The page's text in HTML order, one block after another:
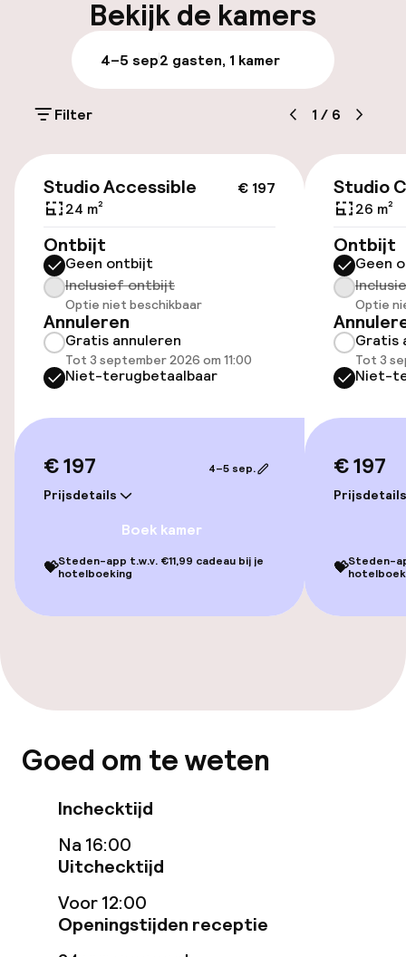
Parkeren & mobiliteit
Parkeergelegenheid op eigen terrein
(buiten)
£ 40,00 per dag
Toegankelijkheid
Overal rolstoeltoegankelijk
Lift
Voor toegankelijkheid
geoptimaliseerde kamers beschikbaar
geoptimaliseerde kamers beschikbaar
Zwemmen & wellness
Fitnessruimte / gym
Schoonmaakvoorzieningen
Beleid
Bekijk de kamers
4–5 sep2 gasten, 1 kamer
Filter 1 / 6
€ 197
Studio Accessible
24 m²
Ontbijt
Geen ontbijt
Inclusief ontbijt
Optie niet beschikbaar
Annuleren
Gratis annuleren
Tot 3 september 2026 om 11:00
Niet-terugbetaalbaar
€ 197
Prijsdetails
4–5 sep.
Boek kamer
💝Steden-app t.w.v. €11,99 cadeau bij je
hotelboeking
Studio
26 m²
Ontbijt
Geen
Optie
Gratis
Tot 3
Niet-
€ 197
Prijsdetails
💝Steden-
Goed om te weten
Inchecktijd
Na 16:00
Uitchecktijd
Voor 12:00
Openingstijden receptie